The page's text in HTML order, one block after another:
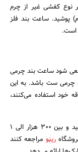
نوع کفشی غیر از چرم
پوشید. ساعت بند فلز
است.
شود ساعت بند چرمی
چرمی ست باشد. به این
خود استفاده می‌کنند،
افرادی که به دنبال ساعت اصل چند میلیونی نیستید و بین 300 هزار الی 1
رینو مراجعه کنند